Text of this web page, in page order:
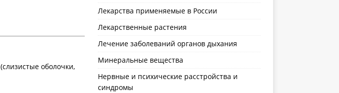
(слизистые оболочки,
Лекарства применяемые в России
Лекарственные растения
Лечение заболеваний органов дыхания
Минеральные вещества
Нервные и психические расстройства и
синдромы